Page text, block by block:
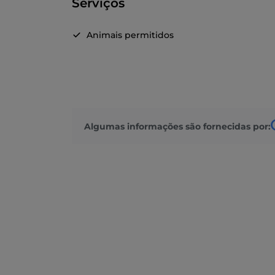
Serviços
Animais permitidos
Algumas informações são fornecidas por: